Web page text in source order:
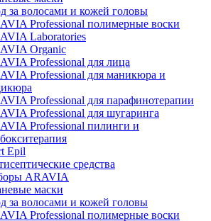
за волосами и кожей головы
Professional полимерные воски
Laboratories
Organic
Professional для лица
Professional для маникюра и
Professional для парафинотерапии
Professional для шугаринга
Professional пилинги и
Epil
средства
ARAVIA
маски
за волосами и кожей головы
Professional полимерные воски